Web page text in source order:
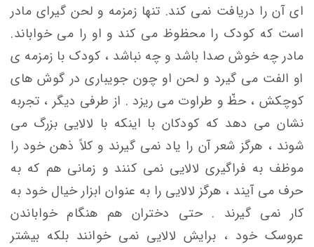
ای آن را دریافت نمی کند. تنها زمزمه و لحن گیرای مادر
است که کودک را محظوظ می کند و او را می خواباند.
مادر چه خوش صدا باشد و چه نباشد ، کودک با زمزمه ی
او الفت می گیرد و لحن او چون جویباری در گوش های
کوچکش ، حظّ و طراوت می ریزد . از طرفی دیگر ، تجربه
نشان می دهد که کودکان با اینکه با لالایی بزرگ می
شوند ، هرگز شعر آن را یاد نمی گیرند و کلاً ذهن خود را
موظف به فراگیری لالایی نمی کنند و زمانی هم که به
حرف می آیند ، هرگز لالایی را به عنوان ابزار خیال خود به
کار نمی گیرند . حتی دختران هم هنگام خواباندن
عروسک خود ، برایش لالایی نمی خوانند بلکه بیشتر